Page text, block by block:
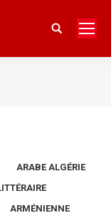
Search:
ARABE ALGÉRIE
ARMÉNIENNE